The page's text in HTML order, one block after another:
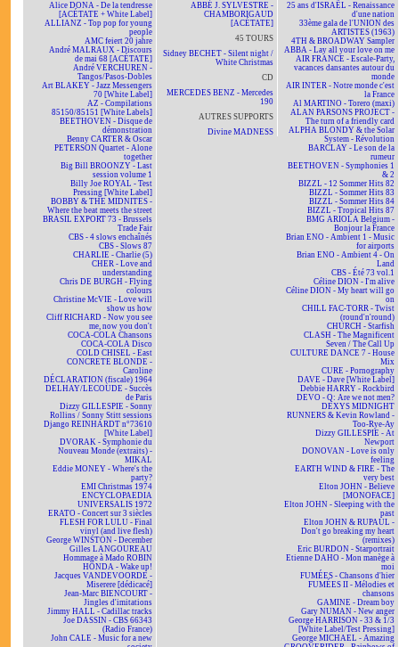
Alice DONA - De la tendresse
[ACÉTATE + White Label]
ALLIANZ - Top pop for young
people
AMC feiert 20 jahre
André MALRAUX - Discours
de mai 68 [ACÉTATE]
André VERCHUREN -
Tangos/Pasos-Dobles
Art BLAKEY - Jazz Messengers
70 [White Label]
AZ - Compilations
85150/85151 [White Labels]
BEETHOVEN - Disque de
démonstration
Benny CARTER & Oscar
PETERSON Quartet - Alone
together
Big Bill BROONZY - Last
session volume 1
Billy Joe ROYAL - Test
Pressing [White Label]
BOBBY & THE MIDNITES -
Where the beat meets the street
BRASIL EXPORT 73 - Brussels
Trade Fair
CBS - 4 slows enchaînés
CBS - Slows 87
CHARLIE - Charlie (5)
CHER - Love and
understanding
Chris DE BURGH - Flying
colours
Christine McVIE - Love will
show us how
Cliff RICHARD - Now you see
me, now you don't
COCA-COLA Chansons
COCA-COLA Disco
COLD CHISEL - East
CONCRETE BLONDE -
Caroline
DÉCLARATION (fiscale) 1964
DELHAY/LECOUDE - Succès
de Paris
Dizzy GILLESPIE - Sonny
Rollins / Sonny Stitt sessions
Django REINHARDT n°73610
[White Label]
DVORAK - Symphonie du
Nouveau Monde (extraits) -
MIKAL
Eddie MONEY - Where's the
party?
EMI Christmas 1974
ENCYCLOPAEDIA
UNIVERSALIS 1972
ERATO - Concert sur 3 siècles
FLESH FOR LULU - Final
vinyl (and live flesh)
George WINSTON - December
Gilles LANGOUREAU
Hommage à Mado ROBIN
HONDA - Wake up!
Jacques VANDEVOORDE -
Miserere [dédicacé]
Jean-Marc BIENCOURT -
Jingles d'imitations
Jimmy HALL - Cadillac tracks
Joe DASSIN - CBS 66343
(Radio France)
John CALE - Music for a new
ABBÉ J. SYLVESTRE -
CHAMBORIGAUD
[ACÉTATE]
45 TOURS
Sidney BECHET - Silent night /
White Christmas
CD
MERCEDES BENZ - Mercedes
190
AUTRES SUPPORTS
Divine MADNESS
25 ans d'ISRAËL - Renaissance
d'une nation
33ème gala de l'UNION des
ARTISTES (1963)
4TH & BROADWAY Sampler
ABBA - Lay all your love on me
AIR FRANCE - Escale-Party,
vacances dansantes autour du
monde
AIR INTER - Notre monde c'est
la France
Al MARTINO - Torero (maxi)
ALAN PARSONS PROJECT -
The turn of a friendly card
ALPHA BLONDY & the Solar
System - Révolution
BARCLAY - Le son de la
rumeur
BEETHOVEN - Symphonies 1
& 2
BIZZL - 12 Sommer Hits 82
BIZZL - Sommer Hits 83
BIZZL - Sommer Hits 84
BIZZL - Tropical Hits 87
BMG ARIOLA Belgium -
Bonjour la France
Brian ENO - Ambient 1 - Music
for airports
Brian ENO - Ambient 4 - On
Land
CBS - Été 73 vol.1
Céline DION - I'm alive
Céline DION - My heart will go
on
CHILL FAC-TORR - Twist
(round'n'round)
CHURCH - Starfish
CLASH - The Magnificent
Seven / The Call Up
CULTURE DANCE 7 - House
Mix
CURE - Pornography
DAVE - Dave [White Label]
Debbie HARRY - Rockbird
DEVO - Q: Are we not men?
DEXYS MIDNIGHT
RUNNERS & Kevin Rowland -
Too-Rye-Ay
Dizzy GILLESPIE - At
Newport
DONOVAN - Love is only
feeling
EARTH WIND & FIRE - The
very best
Elton JOHN - Believe
[MONOFACE]
Elton JOHN - Sleeping with the
past
Elton JOHN & RUPAUL -
Don't go breaking my heart
(remixes)
Eric BURDON - Starportrait
Etienne DAHO - Mon manège à
moi
FUMÉES - Chansons d'hier
FUMÉES II - Mélodies et
chansons
GAMINE - Dream boy
Gary NUMAN - New anger
George HARRISON - 33 & 1/3
[White Label/Test Pressing]
George MICHAEL - Amazing